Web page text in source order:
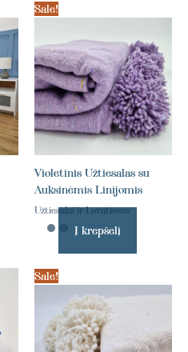
Sale!
Violetinis Užtiesalas su
Auksinėmis Linijomis
Užtiesalai ir Lovatiesės
Į krepšelį
Sale!